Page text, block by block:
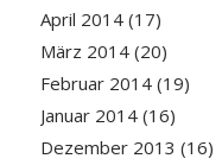
April 2014(17)
März 2014(20)
Februar 2014(19)
Januar 2014(16)
Dezember 2013 (16)